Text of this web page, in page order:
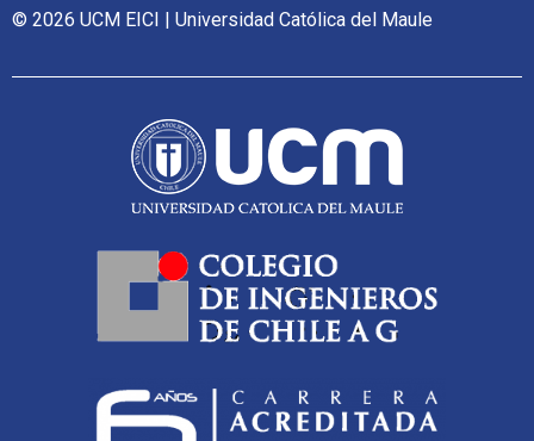
© 2026 UCM EICI | Universidad Católica del Maule